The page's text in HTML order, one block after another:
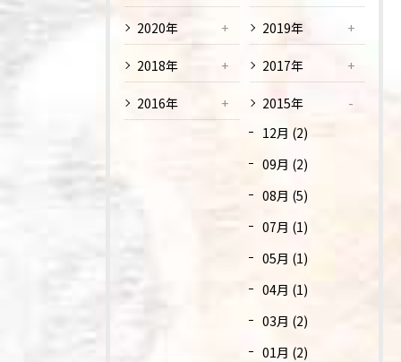
2020年 2019年
2018年 2017年
2016年
2015年
12月 (2)
09月 (2)
08月 (5)
07月 (1)
05月 (1)
04月 (1)
03月 (2)
01月 (2)